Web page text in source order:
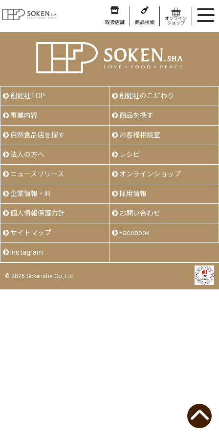
取扱店舗 商品検索
オンライン
ショップ
創健社TOP 創健社のこだわり
事業内容 商品を探す
自然食品店を探す お客様相談室
法人の方へ レシピ
ニュースリリース オンラインショップ
企業情報・IR 採用情報
個人情報保護方針 お問い合わせ
サイトマップ Facebook
Instagram
© 2026 Sokensha Co.,Ltd.